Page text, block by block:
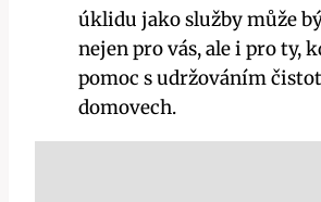
úklidu jako služby může
nejen pro vás, ale i pro ty,
pomoc s udržováním
domovech.